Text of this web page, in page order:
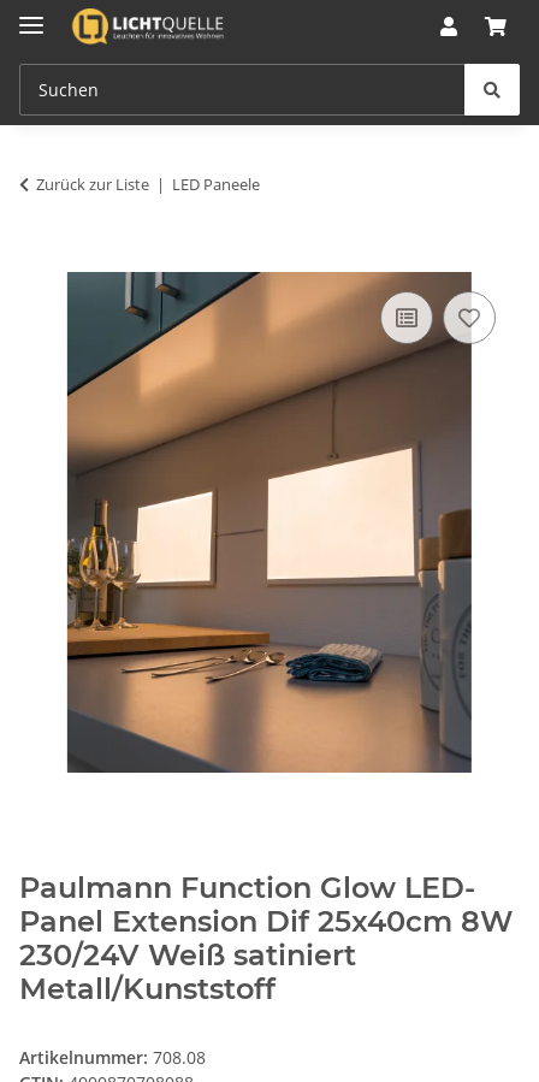
Zurück zur Liste LED Paneele
Paulmann Function Glow LED-
Panel Extension Dif 25x40cm 8W
230/24V Weiß satiniert
Metall/Kunststoff
Artikelnummer: 708.08